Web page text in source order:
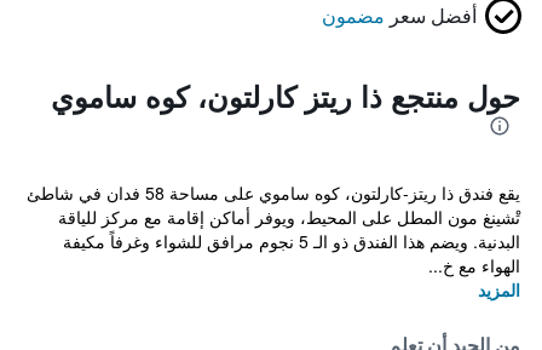
أفضل سعر مضمون
حول منتجع ذا ريتز كارلتون، كوه ساموي
يقع فندق ذا ريتز-كارلتون، كوه ساموي على مساحة 58 فدان في شاطئ
تْشينغ مون المطل على المحيط، ويوفر أماكن إقامة مع مركز للياقة
البدنية. ويضم هذا الفندق ذو الـ 5 نجوم مرافق للشواء وغرفاً مكيفة
الهواء مع خ...
المزيد
من الجيد أن تعلم